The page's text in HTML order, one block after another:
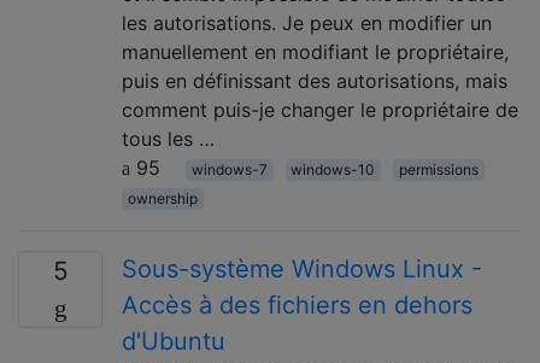
les autorisations. Je peux en modifier un
manuellement en modifiant le propriétaire,
puis en définissant des autorisations, mais
comment puis-je changer le propriétaire de
tous les …
95
windows-7 windows-10
permissions
ownership
5
Sous-système Windows Linux -
Accès à des fichiers en dehors
d'Ubuntu